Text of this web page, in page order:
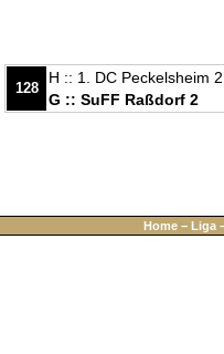
128
H :: 1. DC Peckelsheim 2
G :: SuFF Raßdorf 2
Home − Liga